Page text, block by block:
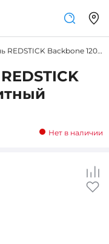
Milwaukee Уровень REDSTICK Backbone 120 Магнитный
Нет в наличии